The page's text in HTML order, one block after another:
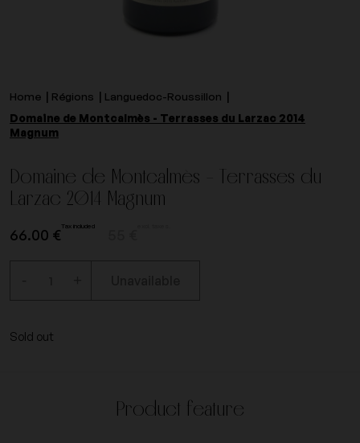
Home Régions
Languedoc-Roussillon
Domaine de Montcalmès - Terrasses du Larzac 2014
Magnum
Domaine de Montcalmès - Terrasses du
Larzac 2014 Magnum
66.00 € Tax included
Sold out
Product feature